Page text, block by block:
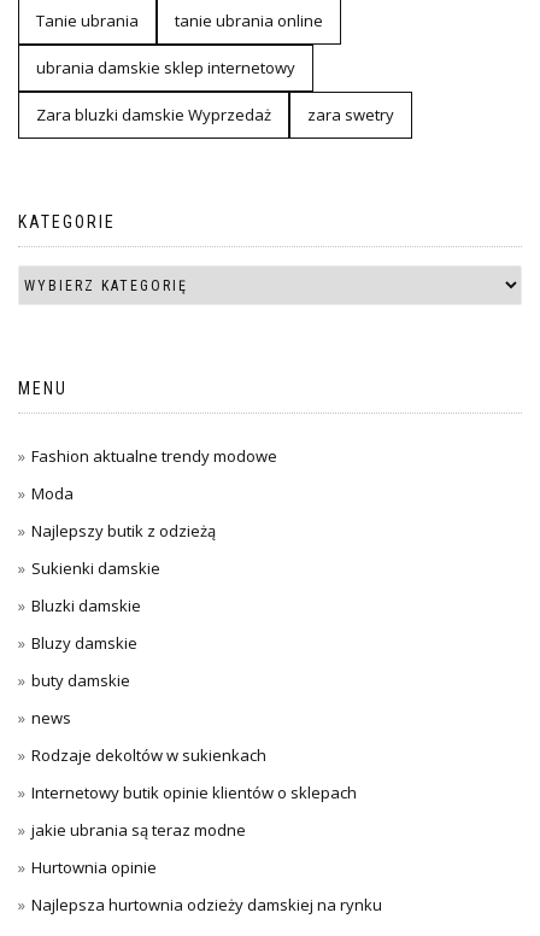
Tanie ubrania tanie ubrania online
ubrania damskie sklep internetowy
Zara bluzki damskie Wyprzedaż zara swetry
KATEGORIE
MENU
Fashion aktualne trendy modowe
Moda
Najlepszy butik z odzieżą
Sukienki damskie
Bluzki damskie
Bluzy damskie
buty damskie
news
Rodzaje dekoltów w sukienkach
Internetowy butik opinie klientów o sklepach
jakie ubrania są teraz modne
Hurtownia opinie
Najlepsza hurtownia odzieży damskiej na rynku